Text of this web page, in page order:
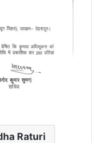
Raturi